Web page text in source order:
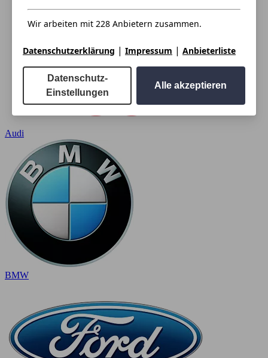
Audi
BMW
Wir arbeiten mit 228 Anbietern zusammen.
Datenschutzerklärung | Impressum | Anbieterliste
Datenschutz-
Einstellungen
Alle akzeptieren